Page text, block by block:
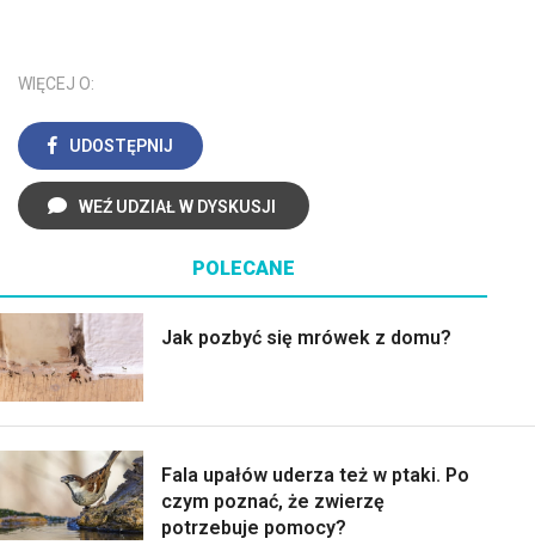
WIĘCEJ O:
UDOSTĘPNIJ
WEŹ UDZIAŁ W DYSKUSJI
POLECANE
Jak pozbyć się mrówek z domu?
Fala upałów uderza też w ptaki. Po
czym poznać, że zwierzę
potrzebuje pomocy?